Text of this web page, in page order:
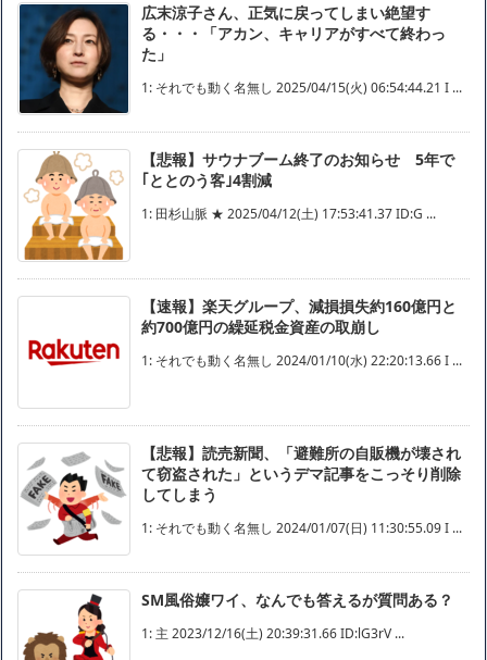
広末涼子さん、正気に戻ってしまい絶望す
る・・・「アカン、キャリアがすべて終わっ
た」
1: それでも動く名無し 2025/04/15(火) 06:54:44.21 I ...
【悲報】サウナブーム終了のお知らせ 5年で
｢ととのう客｣4割減
1: 田杉山脈 ★ 2025/04/12(土) 17:53:41.37 ID:G ...
【速報】楽天グループ、減損損失約160億円と
約700億円の繰延税金資産の取崩し
1: それでも動く名無し 2024/01/10(水) 22:20:13.66 I ...
【悲報】読売新聞、「避難所の自販機が壊され
て窃盗された」というデマ記事をこっそり削除
してしまう
1: それでも動く名無し 2024/01/07(日) 11:30:55.09 I ...
SM風俗嬢ワイ、なんでも答えるが質問ある？
1: 主 2023/12/16(土) 20:39:31.66 ID:lG3rV ...